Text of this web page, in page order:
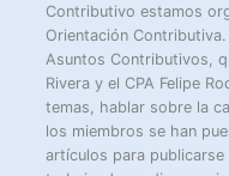
Contributivo estamos
Orientación
Asuntos Contributivos,
Rivera y el CPA Felipe
temas, hablar sobre la
los miembros se han
artículos para